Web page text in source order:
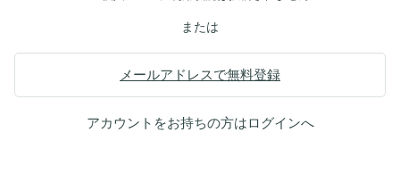
または
メールアドレスで無料登録
アカウントをお持ちの方はログインへ